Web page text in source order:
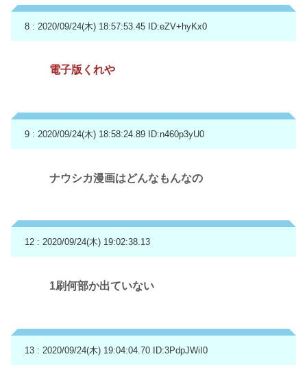
8 : 2020/09/24(木) 18:57:53.45 ID:eZV+hyKx0
電子版くれや
9 : 2020/09/24(木) 18:58:24.89 ID:n460p3yU0
ナウシカ漫画はどんなもんなの
12 : 2020/09/24(木) 19:02:38.13
1刷何部か出ていない
13 : 2020/09/24(木) 19:04:04.70 ID:3PdpJWiI0